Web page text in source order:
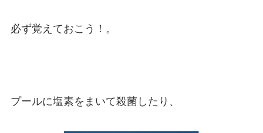
必ず覚えておこう！。
プールに塩素をまいて殺菌したり、